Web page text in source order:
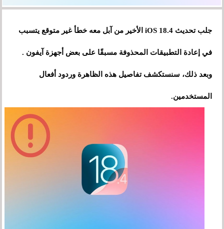
جلب تحديث iOS 18.4 الأخير من آبل معه خطأ غير متوقع يتسبب
في إعادة التطبيقات المحذوفة مسبقًا على بعض أجهزة آيفون .
وبعد ذلك، سنستكشف تفاصيل هذه الظاهرة وردود أفعال
المستخدمين.